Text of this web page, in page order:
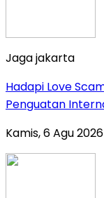
Jaga jakarta
Hadapi Love
Penguatan
Kamis, 6 Agu